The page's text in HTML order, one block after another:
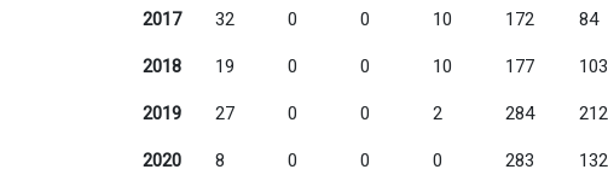
2017 32 0 0 10 172 84
2018 19 0 0 10 177 103
2019 27 0 0 2 284 212
2020 8 0 0 0 283 132